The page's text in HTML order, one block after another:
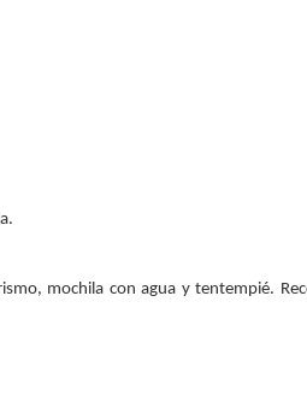
mochila con agua y tentempié.